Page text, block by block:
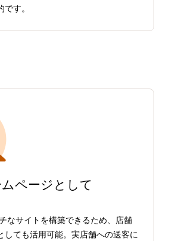
です。
ページとして
なサイトを構築できるため、店舗
しても活用可能。実店舗への送客に